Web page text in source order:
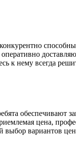
к нему всегда
обеспечивают
цена,
выбор вариантов